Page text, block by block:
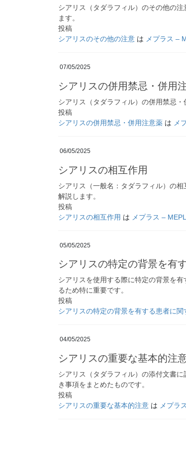
シアリス（タダラフィル）のその他の
ます。
投稿
シアリスのその他の注意 は メプラス –
07/05/2025
シアリスの併用禁忌・併用
シアリス（タダラフィル）の併用禁忌
投稿
シアリスの併用禁忌・併用注意薬 は メ
06/05/2025
シアリスの相互作用
シアリス（一般名：タダラフィル）の
解説します。
投稿
シアリスの相互作用 は メプラス –
05/05/2025
シアリスの特定の背景を有
シアリスを使用する際に特定の背景を
るため特に重要です。
投稿
シアリスの特定の背景を有する患者に関
04/05/2025
シアリスの重要な基本的注
シアリス（タダラフィル）の添付文書
き事項をまとめたものです。
投稿
シアリスの重要な基本的注意 は メプラ